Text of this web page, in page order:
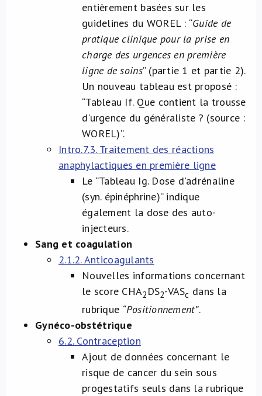
entièrement basées sur les
guidelines du WOREL : “Guide de
pratique clinique pour la prise en
charge des urgences en première
ligne de soins” (partie 1 et partie 2).
Un nouveau tableau est proposé :
“Tableau If. Que contient la trousse
d'urgence du généraliste ? (source :
WOREL)”.
Intro.7.3. Traitement des réactions
anaphylactiques en première ligne
Le “Tableau Ig. Dose d'adrénaline
(syn. épinéphrine)” indique
également la dose des auto-
injecteurs.
Sang et coagulation
2.1.2. Anticoagulants
Nouvelles informations concernant
le score CHA2 DS2-VASc dans la
rubrique “Positionnement”.
Gynéco-obstétrique
6.2. Contraception
Ajout de données concernant le
risque de cancer du sein sous
progestatifs seuls dans la rubrique